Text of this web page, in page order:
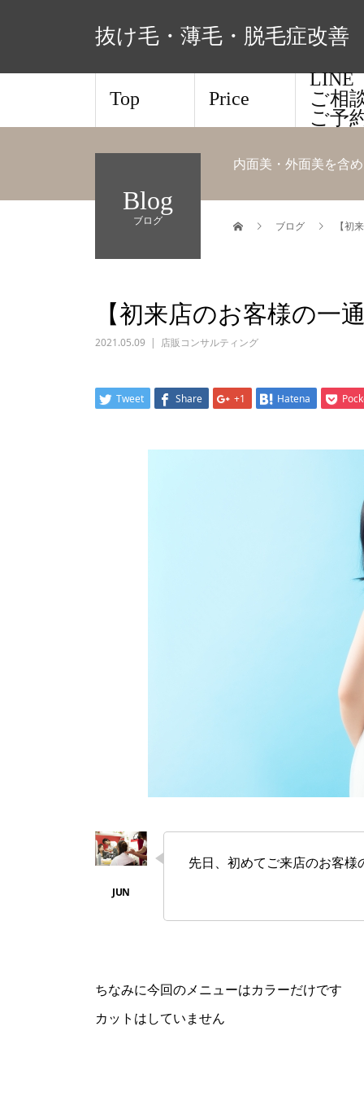
抜け毛・薄毛・脱毛症改
Top Price
ご相
ご予
Blog
ブログ
内面美・外面美を含
ブログ 【初
【初来店のお客様の一
2021.05.09 店販コンサルティング
Tweet Share +1 Hatena
先日、初めてご来店のお客様
ちなみに今回のメニューはカラーだけです
カットはしていません